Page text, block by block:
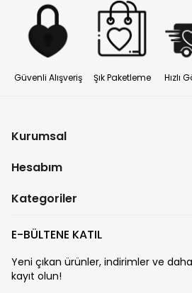
Güvenli Alışveriş Şık Paketleme Hızlı
Kurumsal
Hesabım
Kategoriler
E-BÜLTENE KATIL
Yeni çıkan ürünler, indirimler ve
kayıt olun!